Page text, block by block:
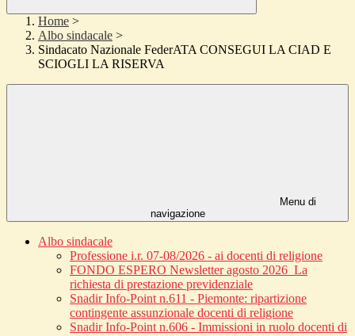
Home >
Albo sindacale >
Sindacato Nazionale FederATA CONSEGUI LA CIAD E
SCIOGLI LA RISERVA
Menu di
navigazione
Albo sindacale
Professione i.r. 07-08/2026 - ai docenti di religione
FONDO ESPERO Newsletter agosto 2026_La
richiesta di prestazione previdenziale
Snadir Info-Point n.611 - Piemonte: ripartizione
contingente assunzionale docenti di religione
Snadir Info-Point n.606 - Immissioni in ruolo docenti di